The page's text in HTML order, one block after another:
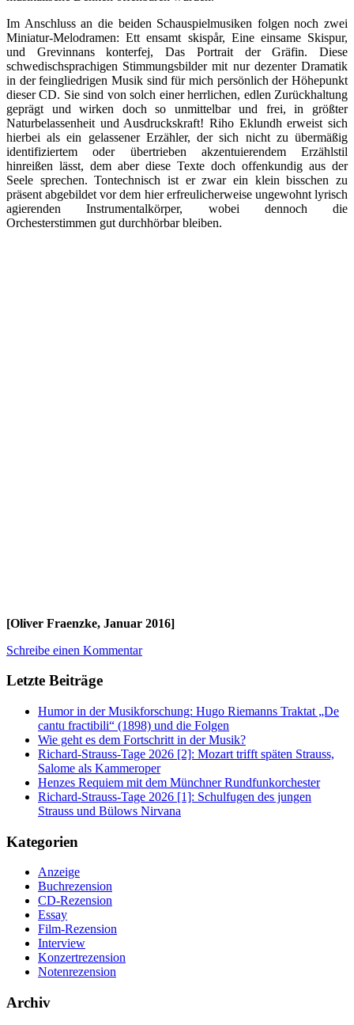
Im Anschluss an die beiden Schauspielmusiken folgen noch zwei
Miniatur-Melodramen: Ett ensamt skispår, Eine einsame Skispur,
und Grevinnans konterfej, Das Portrait der Gräfin. Diese
schwedischsprachigen Stimmungsbilder mit nur dezenter Dramatik
in der feingliedrigen Musik sind für mich persönlich der Höhepunkt
dieser CD. Sie sind von solch einer herrlichen, edlen Zurückhaltung
geprägt und wirken doch so unmittelbar und frei, in größter
Naturbelassenheit und Ausdruckskraft! Riho Eklundh erweist sich
hierbei als ein gelassener Erzähler, der sich nicht zu übermäßig
identifiziertem oder übertrieben akzentuierendem Erzählstil
hinreißen lässt, dem aber diese Texte doch offenkundig aus der
Seele sprechen. Tontechnisch ist er zwar ein klein bisschen zu
präsent abgebildet vor dem hier erfreulicherweise ungewohnt lyrisch
agierenden Instrumentalkörper, wobei dennoch die
Orchesterstimmen gut durchhörbar bleiben.
[Oliver Fraenzke, Januar 2016]
Schreibe einen Kommentar
Letzte Beiträge
Humor in der Musikforschung: Hugo Riemanns Traktat „De
cantu fractibili“ (1898) und die Folgen
Wie geht es dem Fortschritt in der Musik?
Richard-Strauss-Tage 2026 [2]: Mozart trifft späten Strauss,
Salome als Kammeroper
Henzes Requiem mit dem Münchner Rundfunkorchester
Richard-Strauss-Tage 2026 [1]: Schulfugen des jungen
Strauss und Bülows Nirvana
Kategorien
Anzeige
Buchrezension
CD-Rezension
Essay
Film-Rezension
Interview
Konzertrezension
Notenrezension
Archiv